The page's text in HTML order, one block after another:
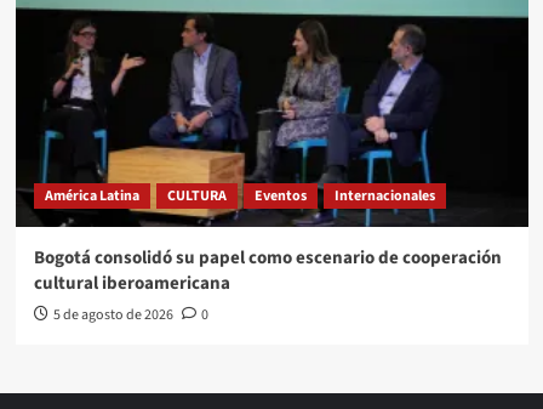
América Latina CULTURA Eventos Internacionales
Bogotá consolidó su papel como escenario de cooperación
cultural iberoamericana
5 de agosto de 2026 0